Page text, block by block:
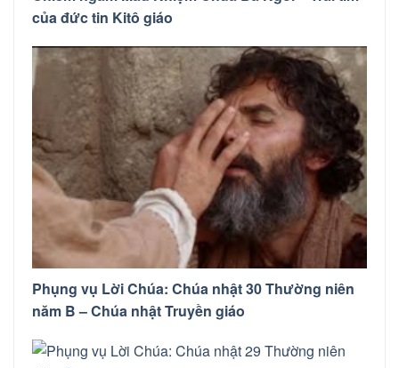
của đức tin Kitô giáo
Phụng vụ Lời Chúa: Chúa nhật 30 Thường niên
năm B – Chúa nhật Truyền giáo